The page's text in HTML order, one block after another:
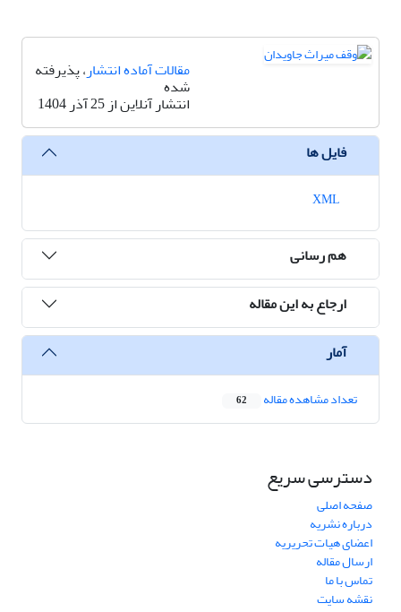
مقالات آماده انتشار، پذیرفته
شده
انتشار آنلاین از 25 آذر 1404
فایل ها
هم رسانی
ارجاع به این مقاله
آمار
تعداد مشاهده مقاله 62
دسترسی سریع
صفحه اصلی
درباره نشریه
اعضای هیات تحریریه
ارسال مقاله
تماس با ما
نقشه سایت